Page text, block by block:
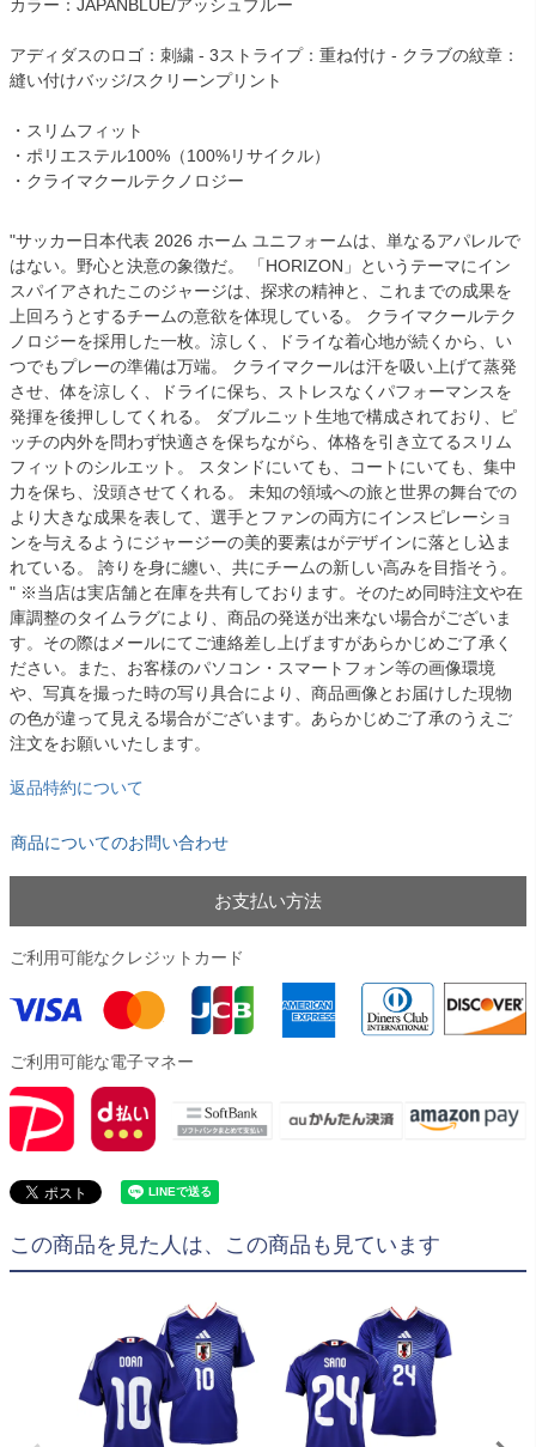
カラー：JAPANBLUE/アッシュブルー
アディダスのロゴ：刺繍 - 3ストライプ：重ね付け - クラブの紋章：
縫い付けバッジ/スクリーンプリント
・スリムフィット
・ポリエステル100%（100%リサイクル）
・クライマクールテクノロジー
"サッカー日本代表 2026 ホーム ユニフォームは、単なるアパレルで
はない。野心と決意の象徴だ。 「HORIZON」というテーマにイン
スパイアされたこのジャージは、探求の精神と、これまでの成果を
上回ろうとするチームの意欲を体現している。 クライマクールテク
ノロジーを採用した一枚。涼しく、ドライな着心地が続くから、い
つでもプレーの準備は万端。 クライマクールは汗を吸い上げて蒸発
させ、体を涼しく、ドライに保ち、ストレスなくパフォーマンスを
発揮を後押ししてくれる。 ダブルニット生地で構成されており、ピ
ッチの内外を問わず快適さを保ちながら、体格を引き立てるスリム
フィットのシルエット。 スタンドにいても、コートにいても、集中
力を保ち、没頭させてくれる。 未知の領域への旅と世界の舞台での
より大きな成果を表して、選手とファンの両方にインスピレーショ
ンを与えるようにジャージーの美的要素はがデザインに落とし込ま
れている。 誇りを身に纏い、共にチームの新しい高みを目指そう。
" ※当店は実店舗と在庫を共有しております。そのため同時注文や在
庫調整のタイムラグにより、商品の発送が出来ない場合がございま
す。その際はメールにてご連絡差し上げますがあらかじめご了承く
ださい。また、お客様のパソコン・スマートフォン等の画像環境
や、写真を撮った時の写り具合により、商品画像とお届けした現物
の色が違って見える場合がございます。あらかじめご了承のうえご
注文をお願いいたします。
返品特約について
商品についてのお問い合わせ
お支払い方法
ご利用可能なクレジットカード
ご利用可能な電子マネー
この商品を見た人は、この商品も見ています